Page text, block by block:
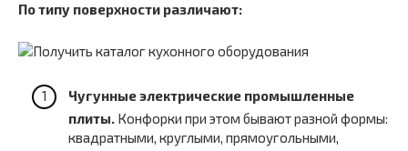
По типу поверхности различают:
Чугунные электрические промышленные
плиты. Конфорки при этом бывают разной формы:
квадратными, круглыми, прямоугольными,